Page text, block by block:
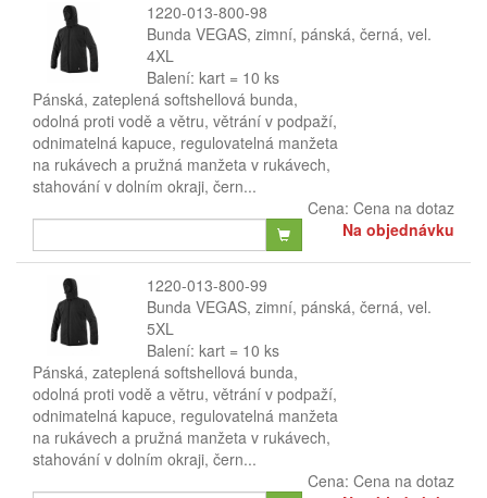
1220-013-800-98
Bunda VEGAS, zimní, pánská, černá, vel.
4XL
Balení: kart = 10 ks
Pánská, zateplená softshellová bunda,
odolná proti vodě a větru, větrání v podpaží,
odnimatelná kapuce, regulovatelná manžeta
na rukávech a pružná manžeta v rukávech,
stahování v dolním okraji, čern...
Cena: Cena na dotaz
Na objednávku
1220-013-800-99
Bunda VEGAS, zimní, pánská, černá, vel.
5XL
Balení: kart = 10 ks
Pánská, zateplená softshellová bunda,
odolná proti vodě a větru, větrání v podpaží,
odnimatelná kapuce, regulovatelná manžeta
na rukávech a pružná manžeta v rukávech,
stahování v dolním okraji, čern...
Cena: Cena na dotaz